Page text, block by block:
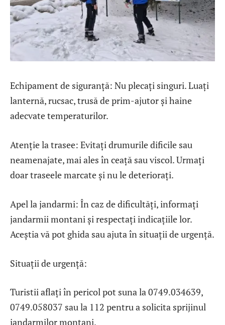
Echipament de siguranță: Nu plecați singuri. Luați
lanternă, rucsac, trusă de prim-ajutor și haine
adecvate temperaturilor.
Atenție la trasee: Evitați drumurile dificile sau
neamenajate, mai ales în ceață sau viscol. Urmați
doar traseele marcate și nu le deteriorați.
Apel la jandarmi: În caz de dificultăți, informați
jandarmii montani și respectați indicațiile lor.
Aceștia vă pot ghida sau ajuta în situații de urgență.
Situații de urgență:
Turistii aflați în pericol pot suna la 0749.034639,
0749.058037 sau la 112 pentru a solicita sprijinul
jandarmilor montani.